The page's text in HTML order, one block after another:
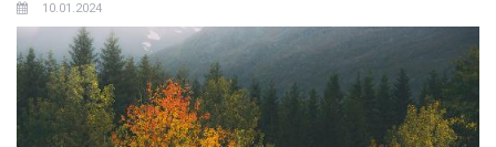
10.01.2024